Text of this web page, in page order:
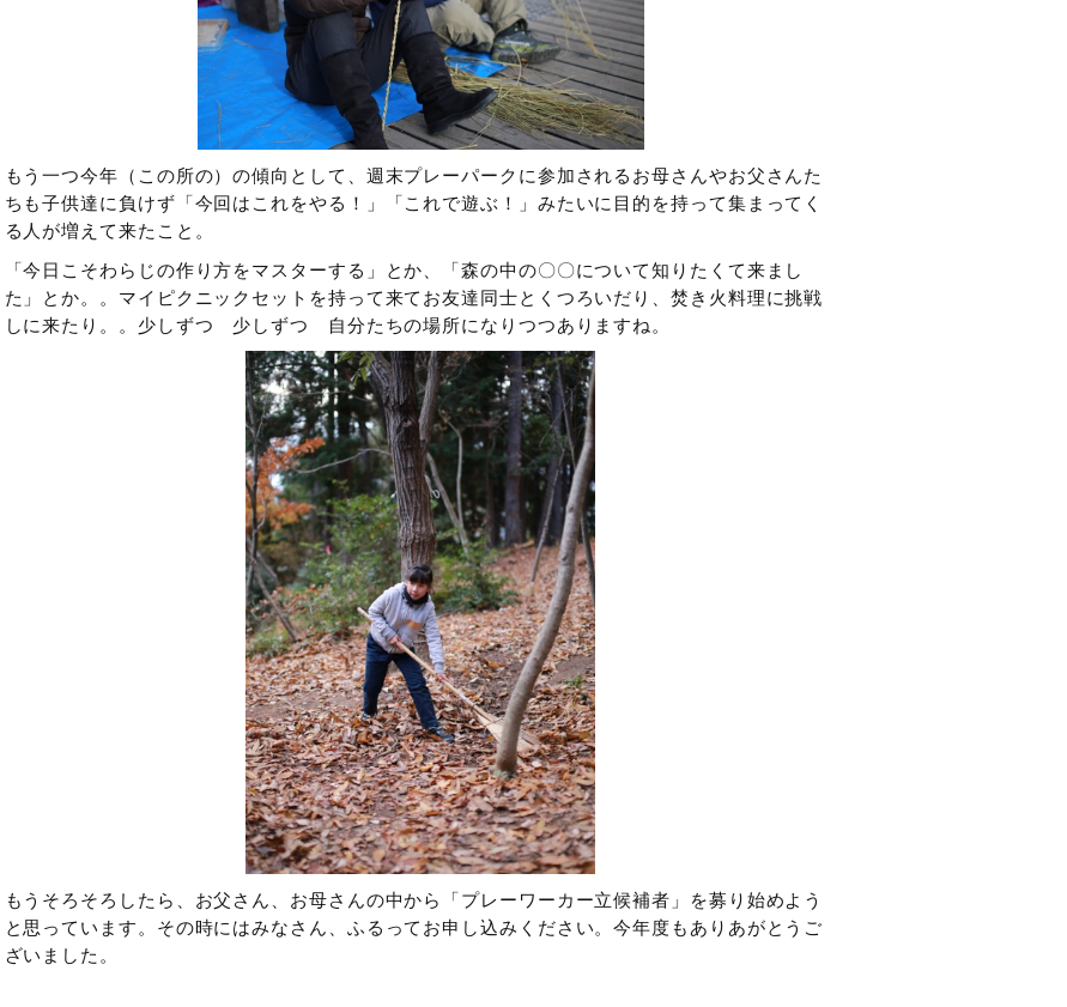
もう一つ今年（この所の）の傾向として、週末プレーパークに参加されるお母さんやお父さんた
ちも子供達に負けず「今回はこれをやる！」「これで遊ぶ！」みたいに目的を持って集まってく
る人が増えて来たこと。
「今日こそわらじの作り方をマスターする」とか、「森の中の〇〇について知りたくて来まし
た」とか。。マイピクニックセットを持って来てお友達同士とくつろいだり、焚き火料理に挑戦
しに来たり。。少しずつ 少しずつ 自分たちの場所になりつつありますね。
もうそろそろしたら、お父さん、お母さんの中から「プレーワーカー立候補者」を募り始めよう
と思っています。その時にはみなさん、ふるってお申し込みください。今年度もありあがとうご
ざいました。